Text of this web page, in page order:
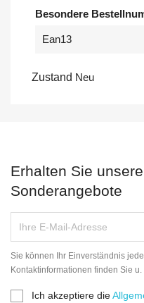
Besondere
Ean13
Zustand Neu
Erhalten Sie
Sonderangebote
Sie können Ihr Einverständnis
Kontaktinformationen finden Sie
Ich akzeptiere die